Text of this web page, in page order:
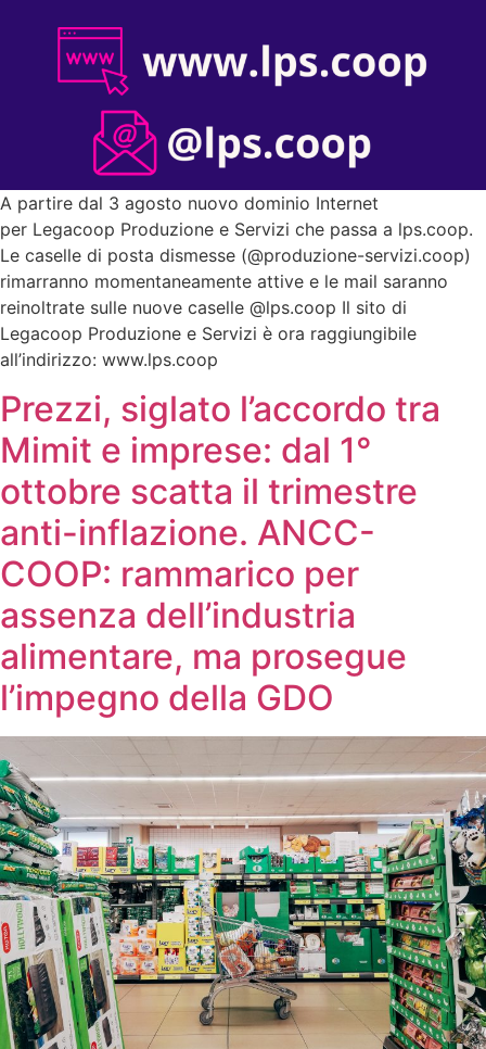
A partire dal 3 agosto nuovo dominio Internet
per Legacoop Produzione e Servizi che passa a lps.coop.
Le caselle di posta dismesse (@produzione-servizi.coop)
rimarranno momentaneamente attive e le mail saranno
reinoltrate sulle nuove caselle @lps.coop Il sito di
Legacoop Produzione e Servizi è ora raggiungibile
all’indirizzo: www.lps.coop
Prezzi, siglato l’accordo tra
Mimit e imprese: dal 1°
ottobre scatta il trimestre
anti-inflazione. ANCC-
COOP: rammarico per
assenza dell’industria
alimentare, ma prosegue
l’impegno della GDO